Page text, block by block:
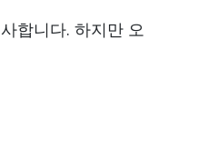
합니다. 하지만 오